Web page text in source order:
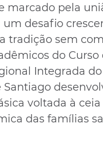
marcado pela
um desafio
tradição sem
do
Integrada
Santiago
voltada à
das famílias